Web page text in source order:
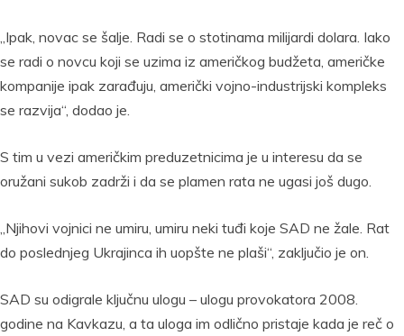
„Ipak, novac se šalje. Radi se o stotinama milijardi dolara. Iako
se radi o novcu koji se uzima iz američkog budžeta, američke
kompanije ipak zarađuju, američki vojno-industrijski kompleks
se razvija“, dodao je.
S tim u vezi američkim preduzetnicima je u interesu da se
oružani sukob zadrži i da se plamen rata ne ugasi još dugo.
„Njihovi vojnici ne umiru, umiru neki tuđi koje SAD ne žale. Rat
do poslednjeg Ukrajinca ih uopšte ne plaši“, zaključio je on.
SAD su odigrale ključnu ulogu – ulogu provokatora 2008.
godine na Kavkazu, a ta uloga im odlično pristaje kada je reč o